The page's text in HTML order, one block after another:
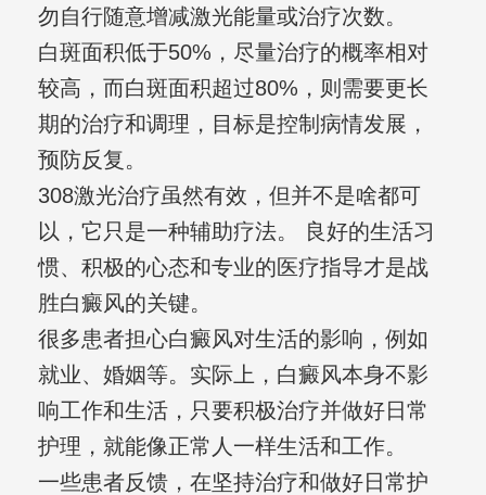
勿自行随意增减激光能量或治疗次数。
白斑面积低于50%，尽量治疗的概率相对
较高，而白斑面积超过80%，则需要更长
期的治疗和调理，目标是控制病情发展，
预防反复。
308激光治疗虽然有效，但并不是啥都可
以，它只是一种辅助疗法。 良好的生活习
惯、积极的心态和专业的医疗指导才是战
胜白癜风的关键。
很多患者担心白癜风对生活的影响，例如
就业、婚姻等。实际上，白癜风本身不影
响工作和生活，只要积极治疗并做好日常
护理，就能像正常人一样生活和工作。
一些患者反馈，在坚持治疗和做好日常护